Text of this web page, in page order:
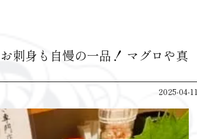
刺身も自慢の一品！ マグロや真
2025-04-11